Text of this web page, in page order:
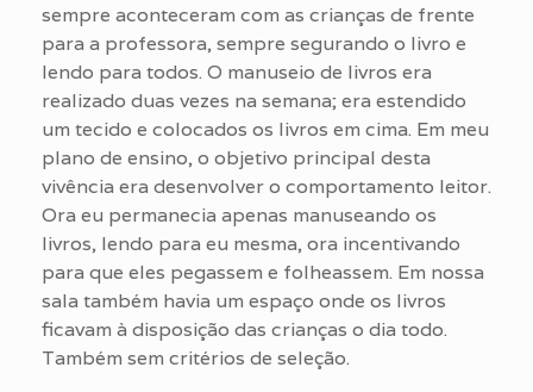
sempre aconteceram com as crianças de frente
para a professora, sempre segurando o livro e
lendo para todos. O manuseio de livros era
realizado duas vezes na semana; era estendido
um tecido e colocados os livros em cima. Em meu
plano de ensino, o objetivo principal desta
vivência era desenvolver o comportamento leitor.
Ora eu permanecia apenas manuseando os
livros, lendo para eu mesma, ora incentivando
para que eles pegassem e folheassem. Em nossa
sala também havia um espaço onde os livros
ficavam à disposição das crianças o dia todo.
Também sem critérios de seleção.